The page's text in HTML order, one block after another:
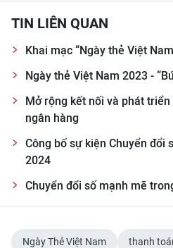
TIN LIÊN QUAN
Khai mạc “Ngày thẻ Việt
Ngày thẻ Việt Nam 2023 -
Mở rộng kết nối và phát
ngân hàng
Công bố sự kiện Chuyển đổi
2024
Chuyển đổi số mạnh mẽ
Ngày Thẻ Việt Nam thanh